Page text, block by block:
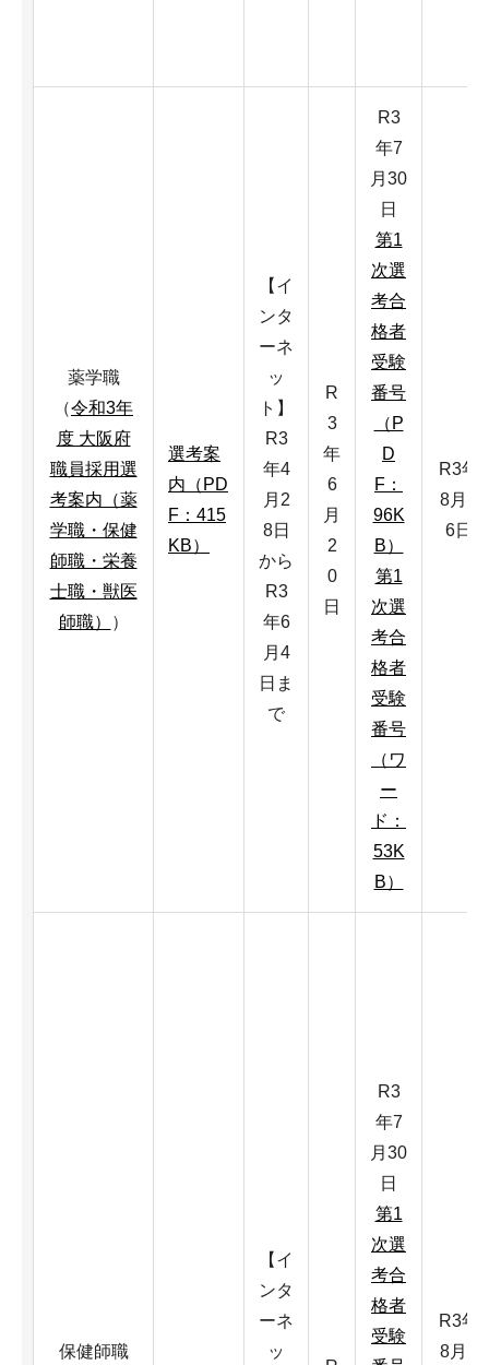
薬学職
（令和3年
度 大阪府
職員採用選
考案内（薬
学職・保健
師職・栄養
士職・獣医
師職）
）
選考案
内（PD
F：415
KB）
【イ
ンタ
ーネ
ッ
ト】
R3
年4
月2
8日
から
R3
年6
月4
日ま
で
R
3
年
6
月
2
0
日
R3
年7
月30
日
第1
次選
考合
格者
受験
番号
（P
D
F：
96K
B）
第1
次選
考合
格者
受験
番号
（ワ
ー
ド：
53K
B）
R3年
8月1
6日
保健師職
【イ
ンタ
ーネ
ッ
R3
年7
月30
日
第1
次選
考合
格者
受験
R3年
8月1